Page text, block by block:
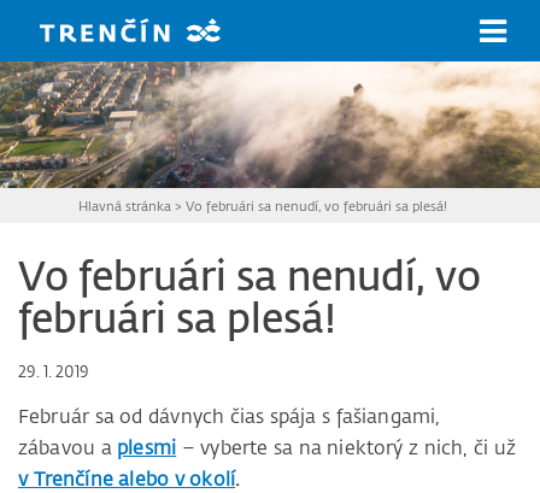
Hlavná stránka >Vo februári sa nenudí, vo februári sa plesá!
Vo februári sa nenudí, vo
februári sa plesá!
29. 1. 2019
Február sa od dávnych čias spája s fašiangami,
zábavou a plesmi – vyberte sa na niektorý z nich, či už
v Trenčíne alebo v okolí.